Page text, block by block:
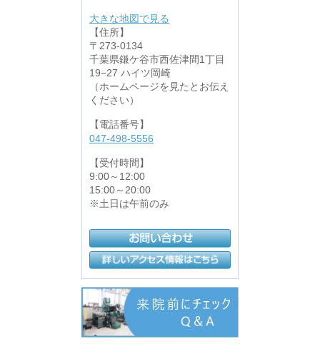
大きな地図で見る
【住所】
〒273-0134
千葉県鎌ケ谷市西佐津間1丁目
19−27 ハイツ岡崎
（ホームページを見たとお伝え
ください）
【電話番号】
047-498-5556
【受付時間】
9:00～12:00
15:00～20:00
※土日は午前のみ